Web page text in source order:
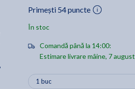
Primești 54 puncte
În stoc
Comandă până la 14:00:
Estimare livrare mâine, 7 august